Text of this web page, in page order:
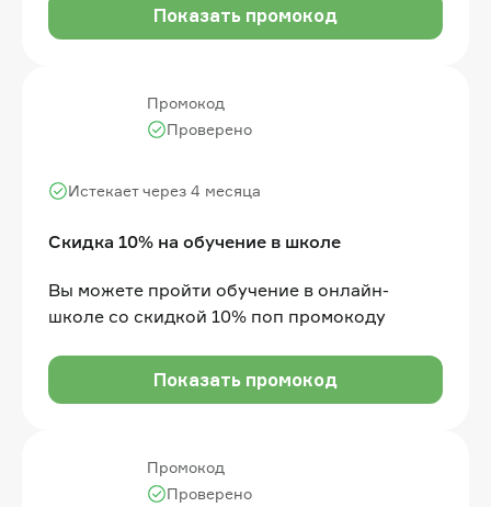
Показать промокод
Промокод
Скидка 10% на обучение в школе
Истекает через 4 месяца
Проверено
Вы можете пройти обучение в онлайн-
школе со скидкой 10% поп промокоду
Показать промокод
Промокод
Проверено